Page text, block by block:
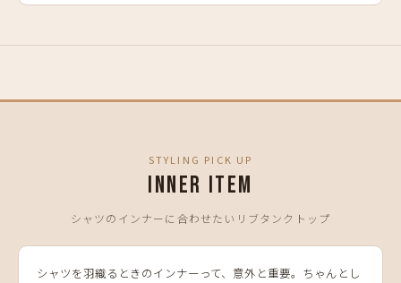
STYLING PICK UP
INNER ITEM
シャツのインナーに合わせたいリブタンクトップ
シャツを羽織るときのインナーって、意外と重要。ちゃんとし